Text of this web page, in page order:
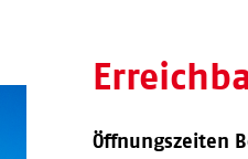
Öffnungszeiten